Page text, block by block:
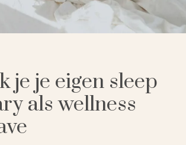
je je eigen sleep
als wellness